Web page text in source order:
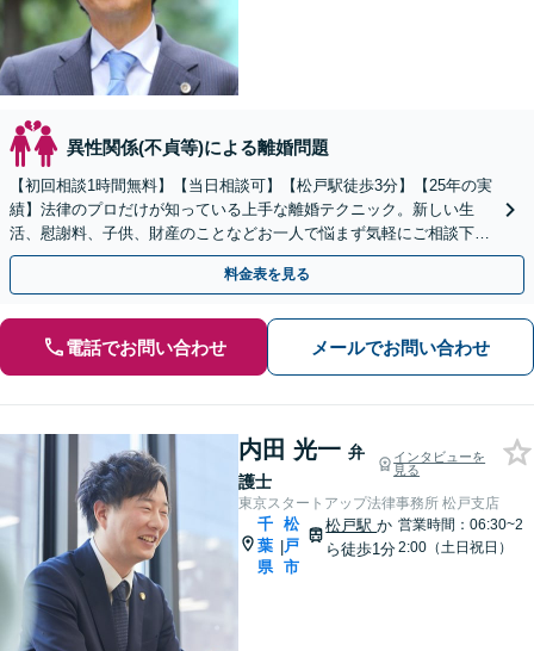
異性関係(不貞等)による離婚問題
【初回相談1時間無料】【当日相談可】【松戸駅徒歩3分】【25年の実
績】法律のプロだけが知っている上手な離婚テクニック。新しい生
活、慰謝料、子供、財産のことなどお一人で悩まず気軽にご相談下さ
い。女性側／男性側／熟年離婚など弁護経験豊富です。
料金表を見る
電話でお問い合わせ メールでお問い合わせ
内田 光一 弁
護士
インタビューを
見る
東京スタートアップ法律事務所 松戸支店
千
葉
県
|
松
戸
市
松戸駅か
ら徒歩1分
営業時間：06:30~2
2:00（土日祝日）